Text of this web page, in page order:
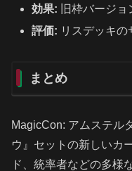
効果: 旧枠バージョ
評価: リスデッキの
まとめ
MagicCon: アムステル
ウ』セットの新しいカ
ド、統率者などの多様